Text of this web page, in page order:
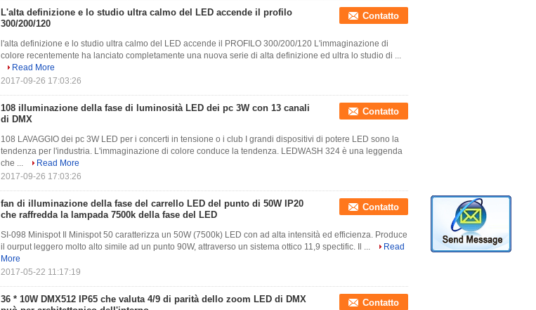
L'alta definizione e lo studio ultra calmo del LED accende il profilo
300/200/120
Contatto
l'alta definizione e lo studio ultra calmo del LED accende il PROFILO 300/200/120 L'immaginazione di
colore recentemente ha lanciato completamente una nuova serie di alta definizione ed ultra lo studio di ...
Read More
2017-09-26 17:03:26
108 illuminazione della fase di luminosità LED dei pc 3W con 13 canali
di DMX
Contatto
108 LAVAGGIO dei pc 3W LED per i concerti in tensione o i club I grandi dispositivi di potere LED sono la
tendenza per l'industria. L'immaginazione di colore conduce la tendenza. LEDWASH 324 è una leggenda
che ...
Read More
2017-09-26 17:03:26
fan di illuminazione della fase del carrello LED del punto di 50W IP20
che raffredda la lampada 7500k della fase del LED
Contatto
SI-098 Minispot Il Minispot 50 caratterizza un 50W (7500k) LED con ad alta intensità ed efficienza. Produce
il ourput leggero molto alto simile ad un punto 90W, attraverso un sistema ottico 11,9 spectific. Il ...
Read
More
2017-05-22 11:17:19
36 * 10W DMX512 IP65 che valuta 4/9 di parità dello zoom LED di DMX
Contatto